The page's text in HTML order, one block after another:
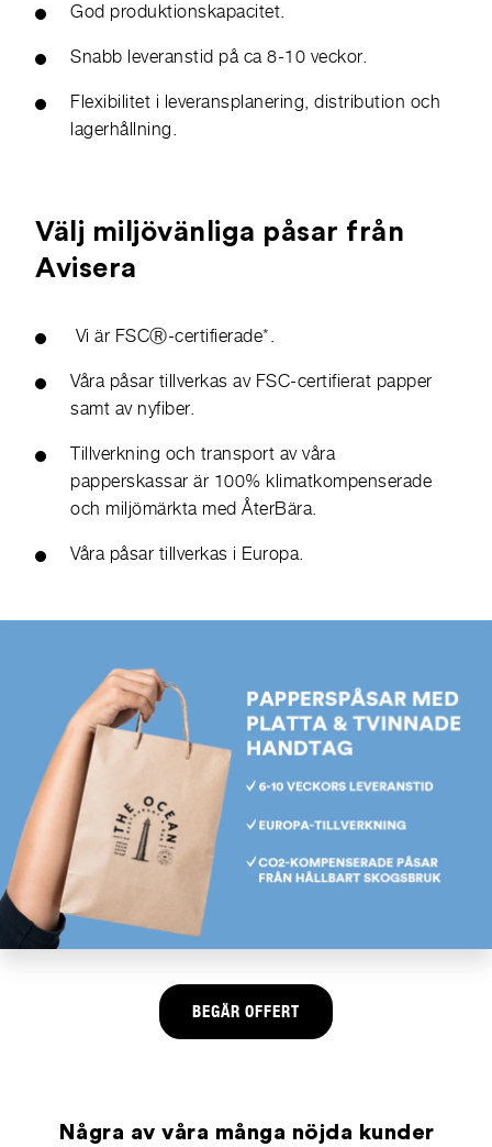
God produktionskapacitet.
Snabb leveranstid på ca 8-10 veckor.
Flexibilitet i leveransplanering, distribution och
lagerhållning.
Välj miljövänliga påsar från
Avisera
Vi är FSCⓇ-certifierade*.
Våra påsar tillverkas av FSC-certifierat papper
samt av nyfiber.
Tillverkning och transport av våra
papperskassar är 100% klimatkompenserade
och miljömärkta med ÅterBära.
Våra påsar tillverkas i Europa.
BEGÄR OFFERT
Några av våra många nöjda kunder